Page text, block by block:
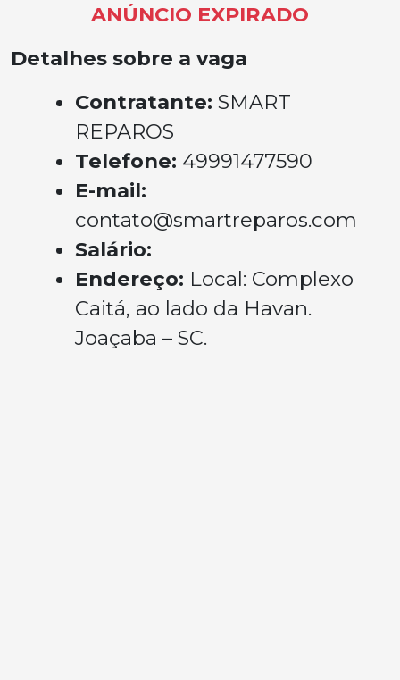
ANÚNCIO EXPIRADO
Detalhes sobre a vaga
Contratante: SMART
REPAROS
Telefone: 49991477590
E-mail:
contato@smartreparos.com
Salário:
Endereço: Local: Complexo
Caitá, ao lado da Havan.
Joaçaba – SC.